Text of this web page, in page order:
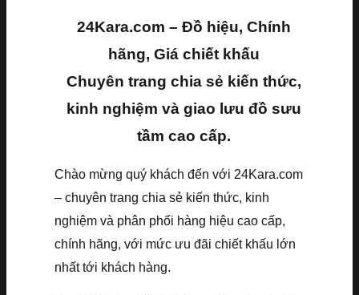
24Kara.com – Đồ hiệu, Chính
hãng, Giá chiết khấu
Chuyên trang chia sẻ kiến thức,
kinh nghiệm và giao lưu đồ sưu
tầm cao cấp.
Chào mừng quý khách đến với 24Kara.com
– chuyên trang chia sẻ kiến thức, kinh
nghiệm và phân phối hàng hiệu cao cấp,
chính hãng, với mức ưu đãi chiết khấu lớn
nhất tới khách hàng.